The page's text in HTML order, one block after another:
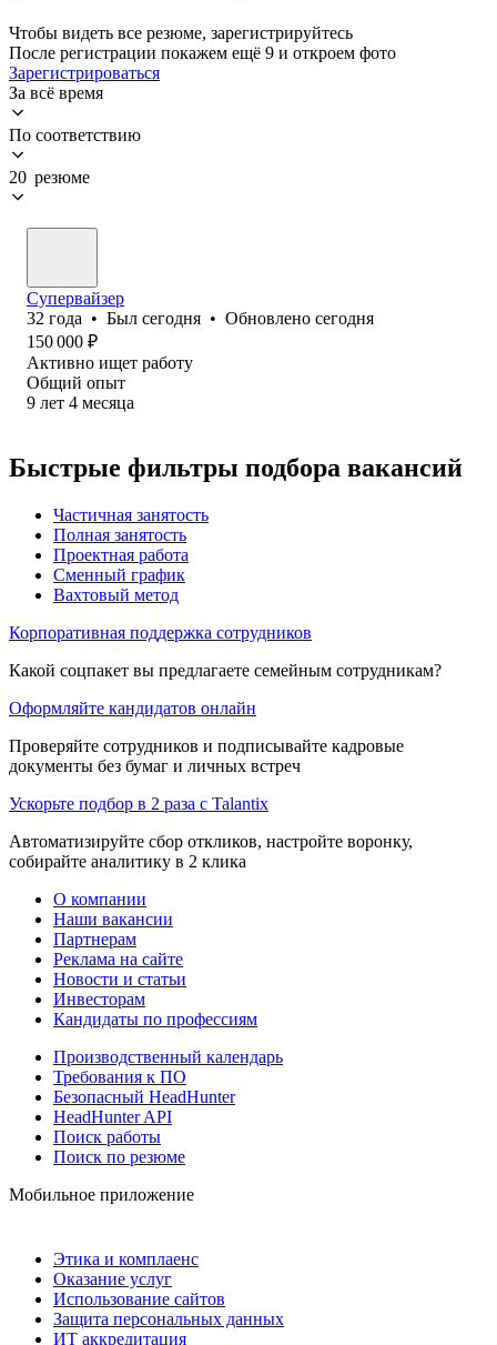
Чтобы видеть все резюме, зарегистрируйтесь
После регистрации покажем ещё 9 и откроем фото
Зарегистрироваться
За всё время
По соответствию
20 резюме
Супервайзер
32 года • Был сегодня • Обновлено сегодня
150 000 ₽
Активно ищет работу
Общий опыт
9 лет 4 месяца
Быстрые фильтры подбора вакансий
Частичная занятость
Полная занятость
Проектная работа
Сменный график
Вахтовый метод
Корпоративная поддержка сотрудников
Какой соцпакет вы предлагаете семейным сотрудникам?
Оформляйте кандидатов онлайн
Проверяйте сотрудников и подписывайте кадровые
документы без бумаг и личных встреч
Ускорьте подбор в 2 раза с Talantix
Автоматизируйте сбор откликов, настройте воронку,
собирайте аналитику в 2 клика
О компании
Наши вакансии
Партнерам
Реклама на сайте
Новости и статьи
Инвесторам
Кандидаты по профессиям
Производственный календарь
Требования к ПО
Безопасный HeadHunter
HeadHunter API
Поиск работы
Поиск по резюме
Мобильное приложение
Этика и комплаенс
Оказание услуг
Использование сайтов
Защита персональных данных
ИТ аккредитация